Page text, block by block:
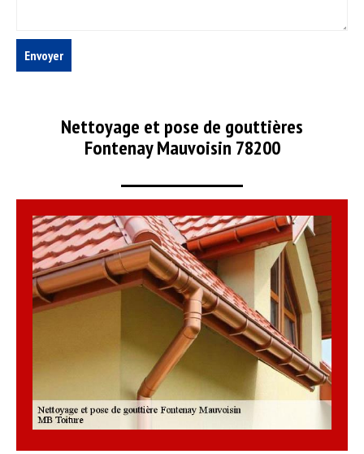
Nettoyage et pose de gouttières
Fontenay Mauvoisin 78200